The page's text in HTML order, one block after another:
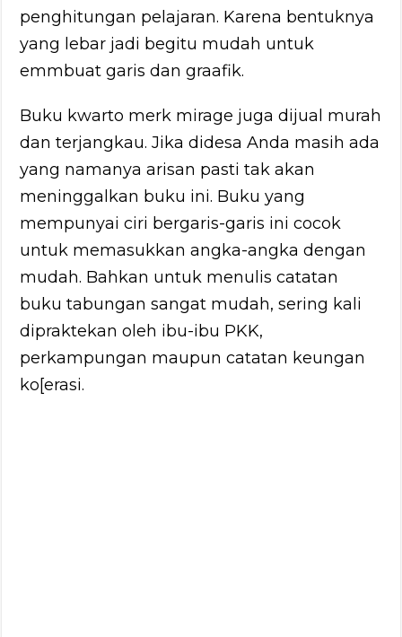
penghitungan pelajaran. Karena bentuknya
yang lebar jadi begitu mudah untuk
emmbuat garis dan graafik.
Buku kwarto merk mirage juga dijual murah
dan terjangkau. Jika didesa Anda masih ada
yang namanya arisan pasti tak akan
meninggalkan buku ini. Buku yang
mempunyai ciri bergaris-garis ini cocok
untuk memasukkan angka-angka dengan
mudah. Bahkan untuk menulis catatan
buku tabungan sangat mudah, sering kali
dipraktekan oleh ibu-ibu PKK,
perkampungan maupun catatan keungan
ko[erasi.